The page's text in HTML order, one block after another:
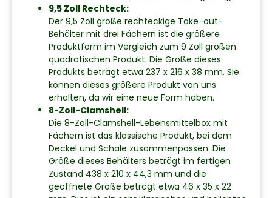
9,5 Zoll Rechteck:
Der 9,5 Zoll große rechteckige Take-out-
Behälter mit drei Fächern ist die größere
Produktform im Vergleich zum 9 Zoll großen
quadratischen Produkt. Die Größe dieses
Produkts beträgt etwa 237 x 216 x 38 mm. Sie
können dieses größere Produkt von uns
erhalten, da wir eine neue Form haben.
8-Zoll-Clamshell:
Die 8-Zoll-Clamshell-Lebensmittelbox mit
Fächern ist das klassische Produkt, bei dem
Deckel und Schale zusammenpassen. Die
Größe dieses Behälters beträgt im fertigen
Zustand 438 x 210 x 44,3 mm und die
geöffnete Größe beträgt etwa 46 x 35 x 22